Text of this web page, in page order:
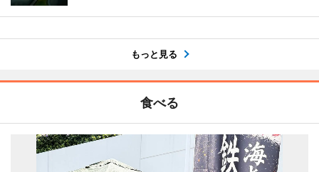
もっと見る
食べる